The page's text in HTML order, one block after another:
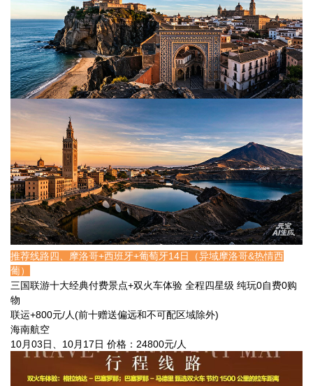
推荐线路四、摩洛哥+西班牙+葡萄牙14日（异域摩洛哥&热情西
葡）
三国联游十大经典付费景点+双火车体验 全程四星级 纯玩0自费0购
物
联运+800元/人(前十赠送偏远和不可配区域除外)
海南航空
10月03日、10月17日 价格：24800元/人